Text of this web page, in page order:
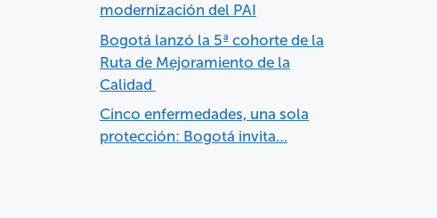
modernización del PAI
Bogotá lanzó la 5ª cohorte de la
Ruta de Mejoramiento de la
Calidad
Cinco enfermedades, una sola
protección: Bogotá invita…